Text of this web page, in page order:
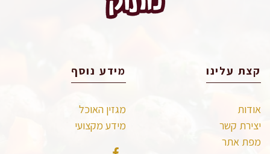
קצת עלינו
אודות
יצירת קשר
מפת אתר
מידע נוסף
מגזין האוכל
מידע מקצועי